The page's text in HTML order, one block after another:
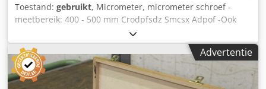
Toestand: gebruikt, Micrometer, micrometer schroef -
meetbereik: 400 - 500 mm Crodpfsdz Smcsx Adpof -Ook
andere maten: beschikbaar -gewicht: 8,7 kg
Advertentie